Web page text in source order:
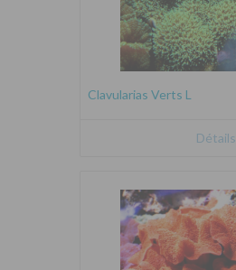
Clavularias Verts L
Détails